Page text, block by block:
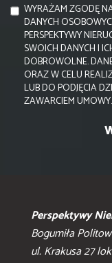
WYRAŻAM ZGODĘ
DANYCH
PERSPEKTYWY
SWOICH DANYCH I
DOBROWOLNE.
ORAZ W CELU
LUB DO PODJĘCIA
ZAWARCIEM UMOWY.
Perspektywy
Bogumiła
ul. Krakusa 27